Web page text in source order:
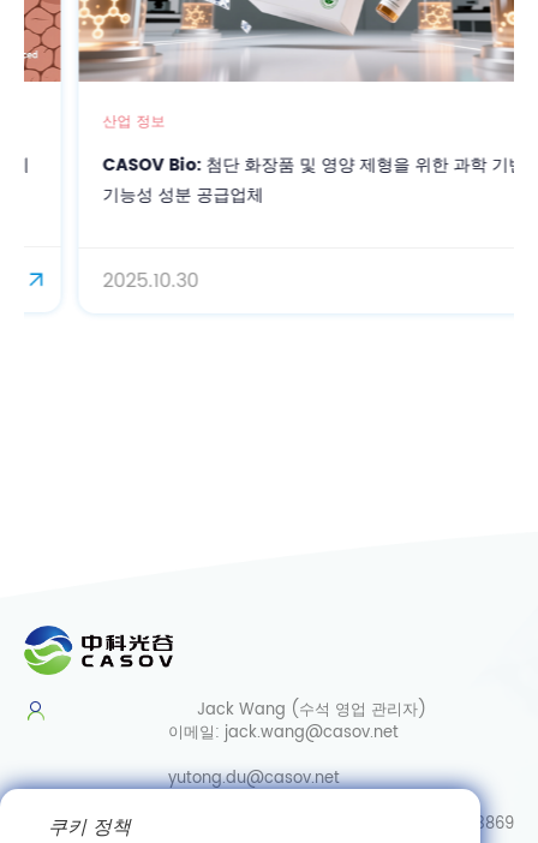
산업 정보
CASOV Bio: 첨단 화장품 및 영양 제형을 위한 과학 기반
기능성 성분 공급업체
2025.10.30
Jack Wang (수석 영업 관리자)
이메일: jack.wang@casov.net
yutong.du@casov.net
0086-13035103869
쿠키 정책